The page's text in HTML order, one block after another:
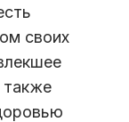
своих
также